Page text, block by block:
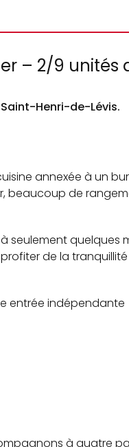
– 2/9
Henri-de-Lévis.
annexée à un
beaucoup de
seulement
de la
entrée indépendante
à quatre